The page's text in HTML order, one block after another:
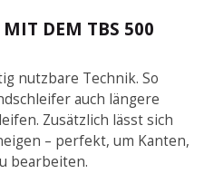
MIT DEM TBS 500
nutzbare Technik. So
auch längere
Zusätzlich lässt sich
– perfekt, um Kanten,
bearbeiten.